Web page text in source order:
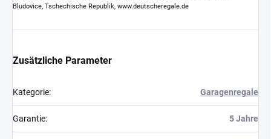
Bludovice, Tschechische Republik, www.deutscheregale.de
Zusätzliche Parameter
Kategorie: Garagenregale
Garantie: 5 Jahre